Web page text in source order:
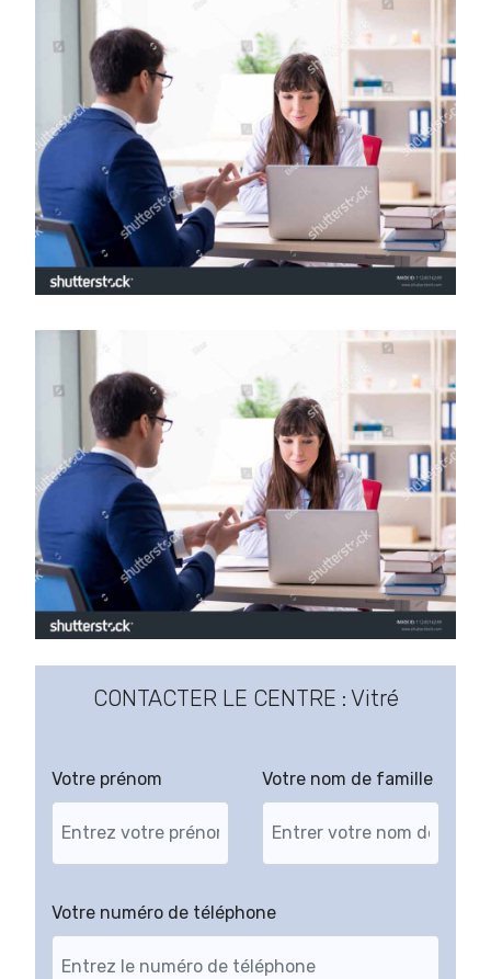
CONTACTER LE CENTRE : Vitré
Votre prénom Votre nom de famille
Votre numéro de téléphone